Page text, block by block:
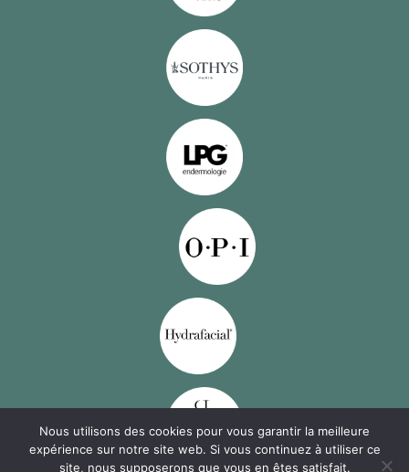
Nous utilisons des cookies pour vous garantir la meilleure
expérience sur notre site web. Si vous continuez à utiliser ce
site, nous supposerons que vous en êtes satisfait.